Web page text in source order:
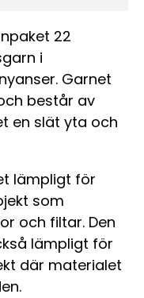
22
i
Garnet
består av
en slät yta och
lämpligt för
som
och filtar. Den
lämpligt för
där materialet